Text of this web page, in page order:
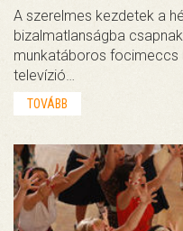
A szerelmes kezdetek a
bizalmatlanságba
munkatáboros focimeccs
televízió…
TOVÁBB